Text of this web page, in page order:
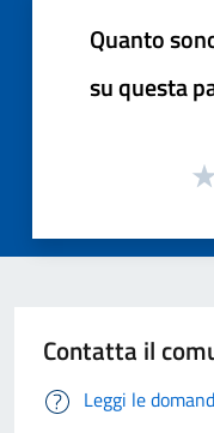
Quanto
su questa
Contatta il
Leggi le